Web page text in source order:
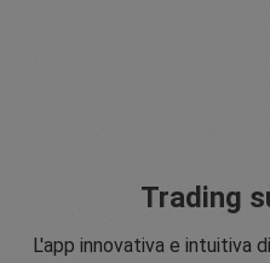
Trading
L'app innovativa e intuitiva